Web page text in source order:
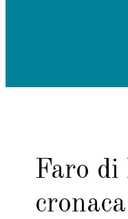
Faro di